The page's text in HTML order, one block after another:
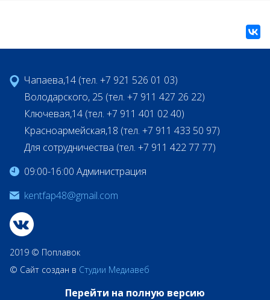
Чапаева,14 (тел. +7 921 526 01 03)
Володарского, 25 (тел. +7 911 427 26 22)
Ключевая,14 (тел. +7 911 401 02 40)
Красноармейская,18 (тел. +7 911 433 50 97)
Для сотрудничества (тел. +7 911 422 77 77)
09:00-16:00 Администрация
kentfap48@gmail.com
2019 © Поплавок
© Сайт создан в Студии Медиавеб
Перейти на полную версию